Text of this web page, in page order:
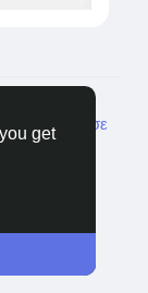
get
Επικοινώνησε